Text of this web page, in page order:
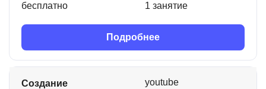
бесплатно 1 занятие
Подробнее
Создание
youtube